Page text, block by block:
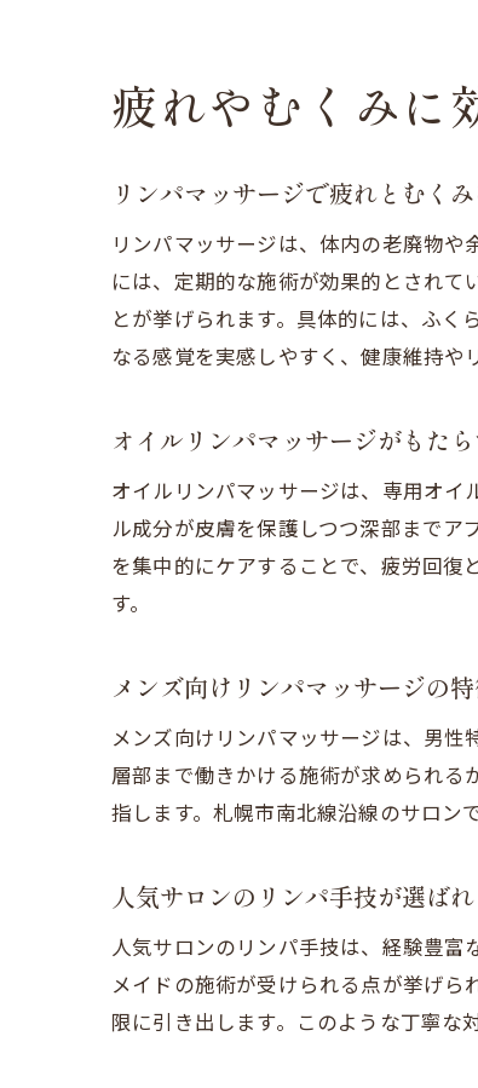
疲れやむくみに
リンパマッサージで疲れとむく
リンパマッサージは、体内の老廃物
には、定期的な施術が効果的とされ
とが挙げられます。具体的には、ふ
なる感覚を実感しやすく、健康維持や
オイルリンパマッサージがもた
オイルリンパマッサージは、専用オイ
ル成分が皮膚を保護しつつ深部までア
を集中的にケアすることで、疲労回復
す。
メンズ向けリンパマッサージの
メンズ向けリンパマッサージは、男
層部まで働きかける施術が求められる
指します。札幌市南北線沿線のサロン
人気サロンのリンパ手技が選ば
人気サロンのリンパ手技は、経験豊富
メイドの施術が受けられる点が挙げ
限に引き出します。このような丁寧な